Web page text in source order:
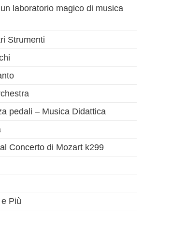
laboratorio magico di musica
Strumenti
pedali – Musica Didattica
Concerto di Mozart k299
Più